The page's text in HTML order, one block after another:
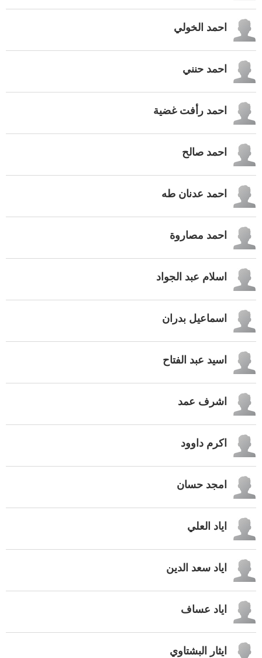
احمد الخولي
احمد حنني
احمد رأفت غضية
احمد صالح
احمد عدنان طه
احمد مصاروة
اسلام عبد الجواد
اسماعيل بدران
اسيد عبد الفتاح
اشرف عمد
اكرم داوود
امجد حسان
اياد العلي
اياد سعد الدين
اياد عساف
ايثار البشتاوي